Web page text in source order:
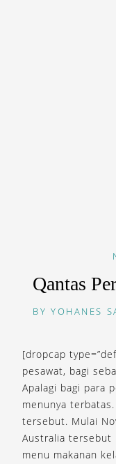
Qantas
BYYOHANES
[dropcap
pesawat, bagi
Apalagi bagi para
menunya
tersebut. Mulai
Australia tersebut
menu makanan